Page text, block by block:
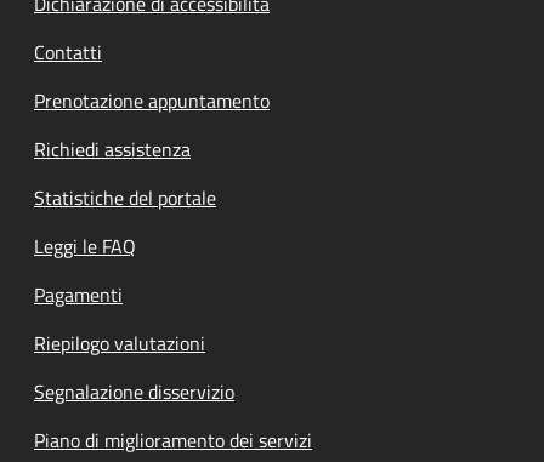
Contatti
Prenotazione appuntamento
Richiedi assistenza
Statistiche del portale
Leggi le FAQ
Pagamenti
Riepilogo valutazioni
Segnalazione disservizio
Piano di miglioramento dei servizi